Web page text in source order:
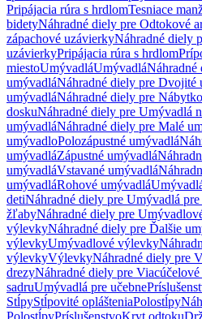
Pripájacia rúra s hrdlomTesniace
bidetyNáhradné diely pre Odtokové
zápachové uzávierkyNáhradné diely
uzávierkyPripájacia rúra s hrdlom
miestoUmývadláUmývadláNáhradné
umývadláNáhradné diely pre Dvojité
umývadláNáhradné diely pre
doskuNáhradné diely pre Umývadlá
umývadláNáhradné diely pre Malé
umývadloPolozápustné umývadlá
umývadláZápustné umývadlá
umývadláVstavané umývadlá
umývadláRohové umývadlá
detiNáhradné diely pre Umývadlá pre
žľabyNáhradné diely pre
výlevkyNáhradné diely pre Ďalšie
výlevkyUmývadlové výlevky
výlevkyVýlevkyNáhradné diely pre
drezyNáhradné diely pre
sadruUmývadlá pre učebne
StĺpyStĺpovité oplášteniaPolostĺpy
PolostĺpyPríslušenstvoKryt odtoku